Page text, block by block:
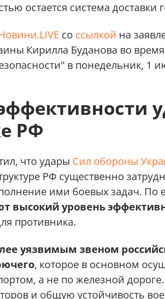
остается система доставки
со ссылкой на
Кирилла Буданова во
в понедельник, 1
РФ
что удары Сил обороны
РФ существенно
ими боевых задач. По
высокий уровень
противника.
уязвимым звеном
, которое в основном
а не по железной дороге.
и общую устойчивость